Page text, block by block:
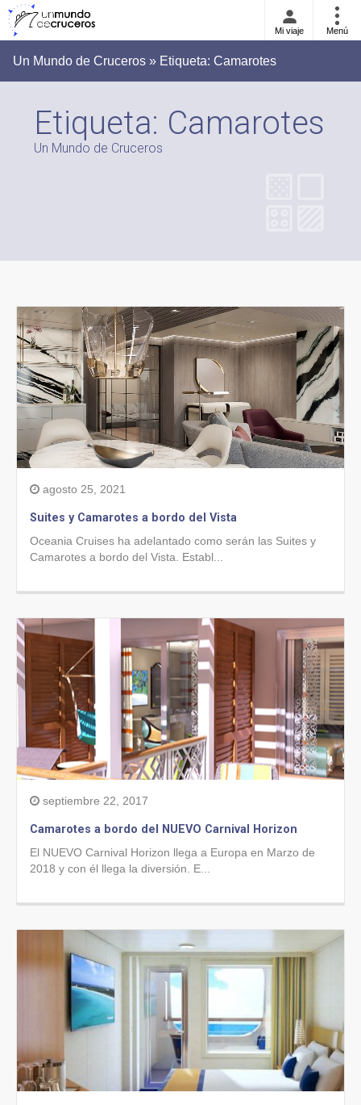
Mi viaje Menú
Un Mundo de Cruceros » Etiqueta: Camarotes
Etiqueta: Camarotes
Un Mundo de Cruceros
agosto 25, 2021
Suites y Camarotes a bordo del Vista
Oceania Cruises ha adelantado como serán las Suites y
Camarotes a bordo del Vista. Establ...
septiembre 22, 2017
Camarotes a bordo del NUEVO Carnival Horizon
El NUEVO Carnival Horizon llega a Europa en Marzo de
2018 y con él llega la diversión. E...